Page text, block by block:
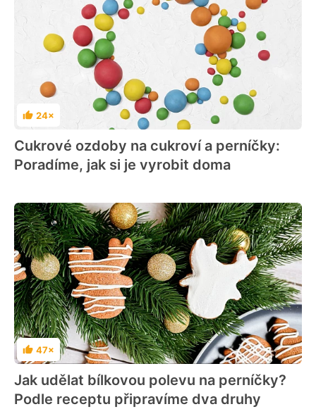
Hodnocení
24×
Cukrové ozdoby na cukroví a perníčky:
Poradíme, jak si je vyrobit doma
Hodnocení
47×
Jak udělat bílkovou polevu na perníčky?
Podle receptu připravíme dva druhy